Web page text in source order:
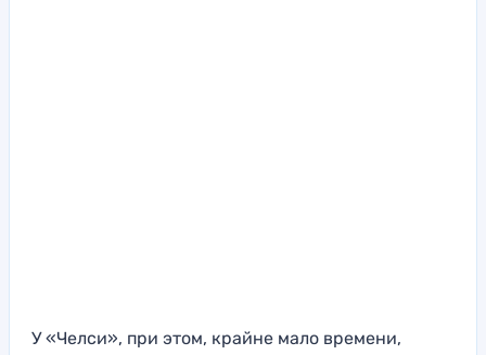
У «Челси», при этом, крайне мало времени,